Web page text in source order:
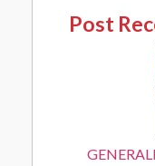
Post